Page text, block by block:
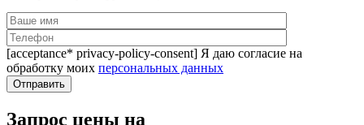
[acceptance* privacy-policy-consent] Я даю согласие на
обработку моих персональных данных
Запрос цены на